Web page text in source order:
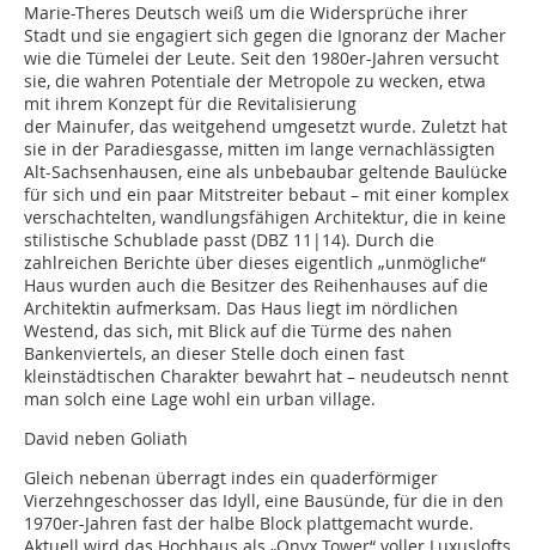
Marie-Theres Deutsch weiß um die Widersprüche ihrer
Stadt und sie engagiert sich gegen die Ignoranz der Macher
wie die Tümelei der Leute. Seit den 1980er-Jahren versucht
sie, die wahren Potentiale der Metropole zu wecken, etwa
mit ihrem Konzept für die Revitalisierung
der Mainufer, das weitgehend umgesetzt wurde. Zuletzt hat
sie in der Paradiesgasse, mitten im lange vernachlässigten
Alt-Sachsenhausen, eine als unbebaubar geltende Baulücke
für sich und ein paar Mitstreiter bebaut – mit einer komplex
verschachtelten, wandlungsfähigen Architektur, die in keine
stilistische Schublade passt (DBZ 11|14). Durch die
zahlreichen Berichte über dieses eigentlich „unmögliche“
Haus wurden auch die Besitzer des Reihenhauses auf die
Architektin aufmerksam. Das Haus liegt im nördlichen
Westend, das sich, mit Blick auf die Türme des nahen
Bankenviertels, an dieser Stelle doch einen fast
kleinstädtischen Charakter bewahrt hat – neudeutsch nennt
man solch eine Lage wohl ein urban village.
David neben Goliath
Gleich nebenan überragt indes ein quaderförmiger
Vierzehngeschosser das Idyll, eine Bausünde, für die in den
1970er-Jahren fast der halbe Block plattgemacht wurde.